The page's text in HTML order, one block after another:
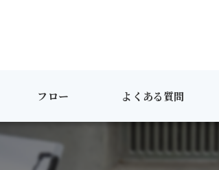
フロー よくある質問